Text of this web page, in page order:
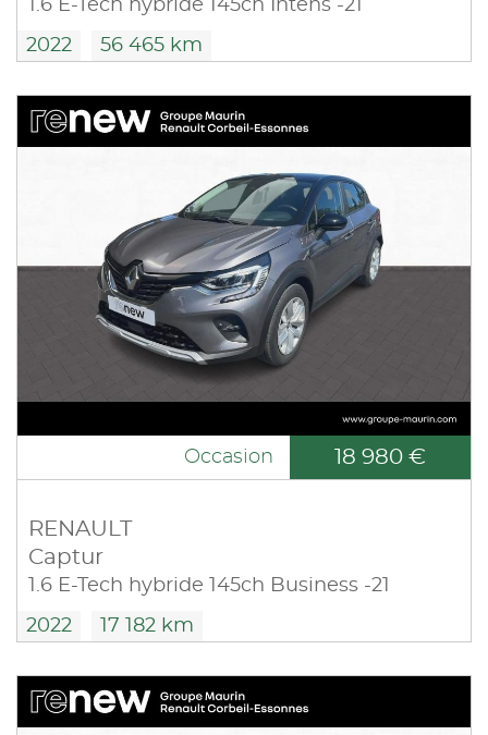
1.6 E-Tech hybride 145ch Intens -21
2022 56 465 km
Occasion 18 980 €
RENAULT
Captur
1.6 E-Tech hybride 145ch Business -21
2022 17 182 km